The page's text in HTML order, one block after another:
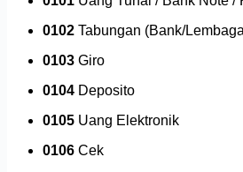
0102 Tabungan (Bank/
0103 Giro
0104 Deposito
0105 Uang Elektronik
0106 Cek